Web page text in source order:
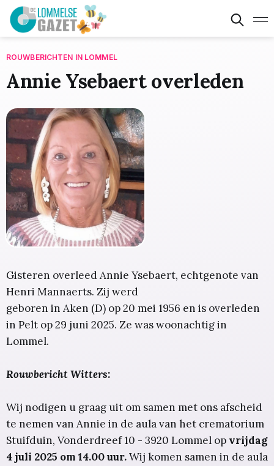
ROUWBERICHTEN IN LOMMEL
Annie Ysebaert overleden
Gisteren overleed Annie Ysebaert, echtgenote van
Henri Mannaerts. Zij werd
geboren in Aken (D) op 20 mei 1956 en is overleden
in Pelt op 29 juni 2025. Ze was woonachtig in
Lommel.
Rouwbericht Witters:
Wij nodigen u graag uit om samen met ons afscheid
te nemen van Annie in de aula van het crematorium
Stuifduin, Vonderdreef 10 - 3920 Lommel op vrijdag
4 juli 2025 om 14.00 uur.Wij komen samen in de aula